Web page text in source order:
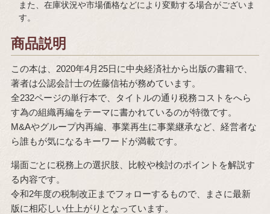
また、在庫状況や市場価格などにより変動する場合がございま
す。
商品説明
この本は、2020年4月25日に中央経済社から出版の書籍で、
著者は公認会計士の佐藤信祐が務めています。
全232ページの単行本で、タイトルの通り税務コストをへら
す為の組織再編をテーマに書かれているのが特徴です。
M&Aやグループ内再編、事業再生に事業継承など、経営者な
ら誰もが気になるキーワードが満載です。
場面ごとに税務上の選択肢、比較や検討のポイントを解説す
る内容です。
令和2年度の税制改正までフォローするもので、まさに最新
版に相応しい仕上がりとなっています。